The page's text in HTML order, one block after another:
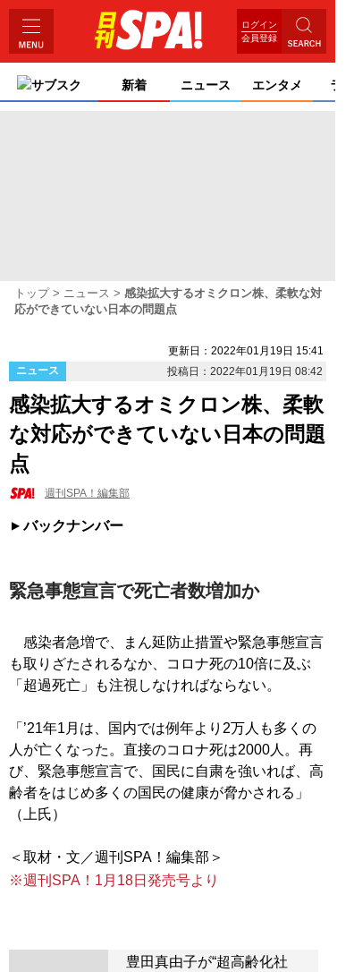
ログイン
会員登録
サブスク 新着 ニュース エンタメ ライ
トップ ニュース
感染拡大するオミクロン株、柔軟な対
応ができていない日本の問題点
更新日：2022年01月19日 15:41
ニュース
投稿日：2022年01月19日 08:42
感染拡大するオミクロン株、柔軟
な対応ができていない日本の問題
点
週刊SPA！編集部
バックナンバー
緊急事態宣言で死亡者数増加か
感染者急増で、まん延防止措置や緊急事態宣言
も取りざたされるなか、コロナ死の10倍に及ぶ
「超過死亡」も注視しなければならない。
「’21年1月は、国内では例年より2万人も多くの
人が亡くなった。直接のコロナ死は2000人。再
び、緊急事態宣言で、国民に自粛を強いれば、高
齢者をはじめ多くの国民の健康が脅かされる」
（上氏）
※週刊SPA！1月18日発売号より
豊田真由子が“超高齢化社